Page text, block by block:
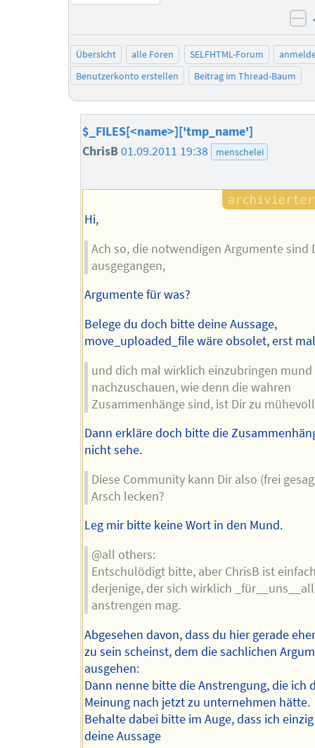
Übersicht alle Foren SELFHTML-Forum
Benutzerkonto erstellen
Beitrag im Thread-Baum
$_FILES[<name>]['tmp_name']
ChrisB01.09.2011 19:38 menschelei
Hi,
Ach so, die notwendigen Argumente sind
ausgegangen,
Argumente für was?
Belege du doch bitte deine Aussage,
move_uploaded_file wäre obsolet, erst
und dich mal wirklich einzubringen mund
nachzuschauen, wie denn die wahren
Zusammenhänge sind, ist Dir zu
Dann erkläre doch bitte die
nicht sehe.
Diese Community kann Dir also (frei
Arsch lecken?
Leg mir bitte keine Wort in den Mund.
@all others:
Entschulödigt bitte, aber ChrisB ist
derjenige, der sich wirklich
anstrengen mag.
Abgesehen davon, dass du hier gerade
zu sein scheinst, dem die sachlichen
ausgehen:
Dann nenne bitte die Anstrengung, die ich
Meinung nach jetzt zu unternehmen hätte.
Behalte dabei bitte im Auge, dass ich
deine Aussage